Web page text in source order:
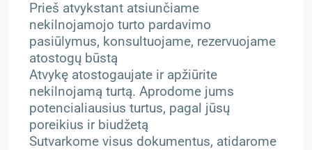
Prieš atvykstant atsiunčiame
nekilnojamojo turto pardavimo
pasiūlymus, konsultuojame, rezervuojame
atostogų būstą
Atvykę atostogaujate ir apžiūrite
nekilnojamą turtą. Aprodome jums
potencialiausius turtus, pagal jūsų
poreikius ir biudžetą
Sutvarkome visus dokumentus, atidarome